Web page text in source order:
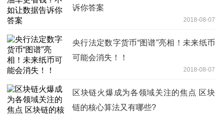
诉你答案
2018-08-07
央行法定数字货币“图谱”亮相！未来纸币
可能会消失！！
2018-08-07
区块链火爆成为各领域关注的焦点 区块
链的核心算法又有哪些?